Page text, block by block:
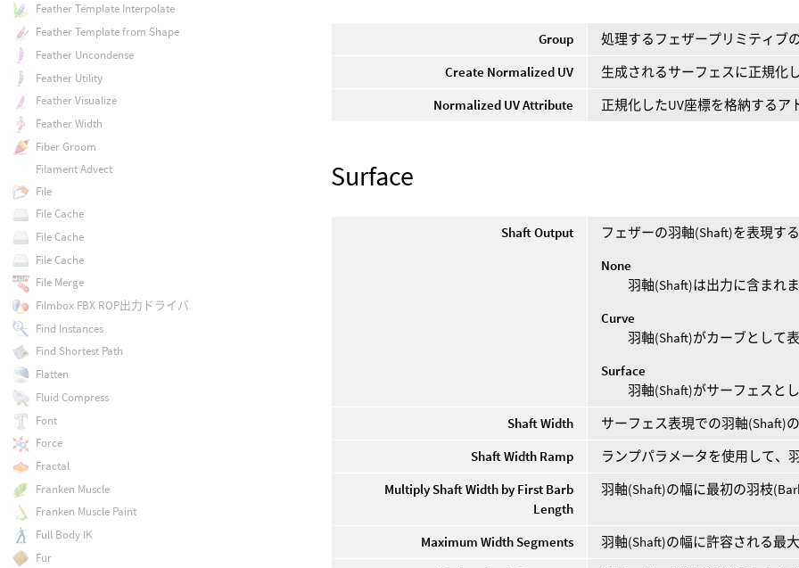
Group
処理するフェザープリミティブ
Create Normalized UV
生成されるサーフェスに正規化
Normalized UV Attribute
正規化したUV座標を格納するア
Surface
Shaft Output
フェザーの羽軸(Shaft)を表現す
None
羽軸(Shaft)は出力に含まれ
Curve
羽軸(Shaft)がカーブとして
Surface
羽軸(Shaft)がサーフェスと
Shaft Width
サーフェス表現での羽軸(Shaft)
Shaft Width Ramp
ランプパラメータを使用して、
Multiply Shaft Width by First Barb
Length
羽軸(Shaft)の幅に最初の羽枝
Maximum Width Segments
羽軸(Shaft)の幅に許容される最
Feather Template Interpolate
Feather Template from Shape
Feather Uncondense
Feather Utility
Feather Visualize
Feather Width
Fiber Groom
Filament Advect
File
File Cache
File Cache
File Cache
File Merge
Filmbox FBX ROP出力ドライバ
Find Instances
Find Shortest Path
Flatten
Fluid Compress
Font
Force
Fractal
Franken Muscle
Franken Muscle Paint
Full Body IK
Fur